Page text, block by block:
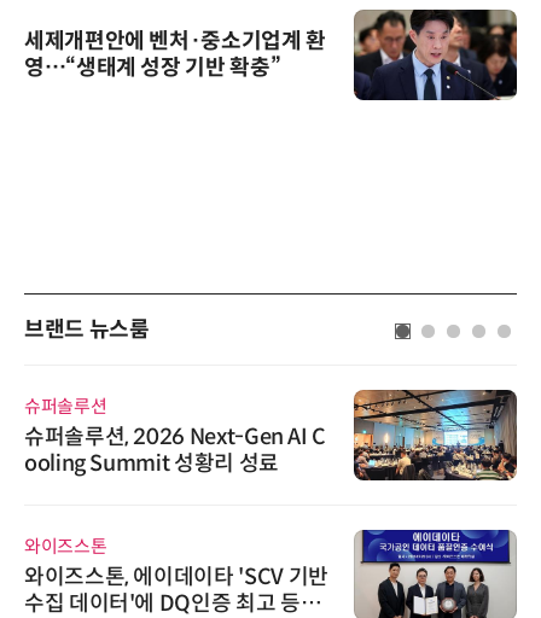
세제개편안에 벤처·중소기업계 환
영…“생태계 성장 기반 확충”
브랜드 뉴스룸
슈퍼솔루션
슈퍼솔루션, 2026 Next-Gen AI C
ooling Summit 성황리 성료
와이즈스톤
와이즈스톤, 에이데이타 'SCV 기반
수집 데이터'에 DQ인증 최고 등급